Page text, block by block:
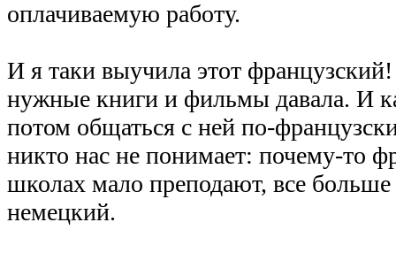
оплачиваемую работу.
И я таки выучила этот
нужные книги и фильмы давала. И
потом общаться с ней по-
никто нас не понимает: почему-то
школах мало преподают, все больше
немецкий.